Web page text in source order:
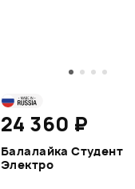
24 360 ₽
Балалайка Студент
Электро